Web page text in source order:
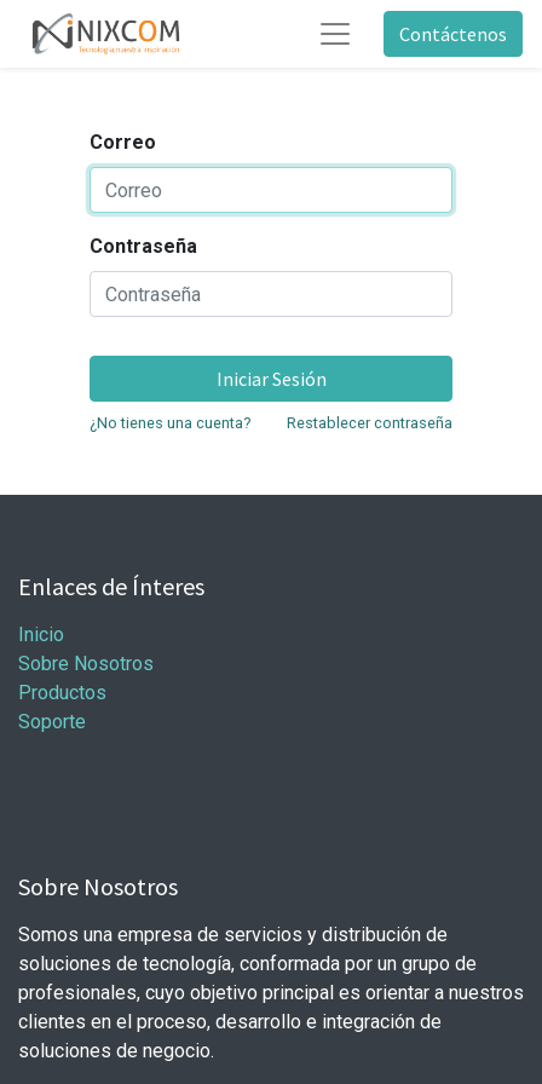
Contáctenos
Correo
Contraseña
Iniciar Sesión
¿No tienes una cuenta? Restablecer contraseña
Enlaces de Ínteres
Inicio
Sobre Nosotros
Productos
Soporte
Sobre Nosotros
Somos una empresa de servicios y distribución de
soluciones de tecnología, conformada por un grupo de
profesionales, cuyo objetivo principal es orientar a nuestros
clientes en el proceso, desarrollo e integración de
soluciones de negocio.